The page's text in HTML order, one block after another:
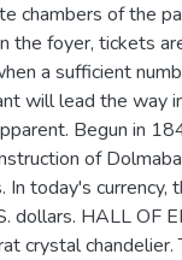
chambers of the
the foyer, tickets
a sufficient
will lead the way
Begun in
of
In today's
dollars. HALL OF
crystal